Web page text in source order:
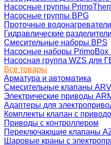
Насосные группы
Насосные группы BPG
Проточные
Гидравлические
Смесительные наборы BPS
Насосные наборы
Насосная группа WZS для
Все товары
Арматура и автоматика
Смесительные клапаны
Электрические приводы
Адаптеры для
Комплекты клапан с
Приводы с контроллером
Переключающие клапаны
Шаровые краны с